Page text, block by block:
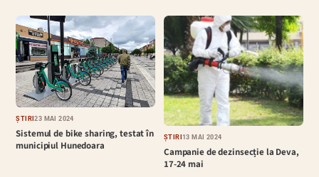
ȘTIRI23 MAI 2024
Sistemul de bike sharing, testat în
municipiul Hunedoara
ȘTIRI13 MAI 2024
Campanie de dezinsecție la Deva,
17-24 mai